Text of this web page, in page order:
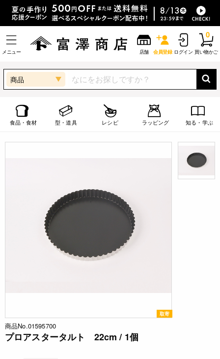
メニュー 店舗 会員登録 ログイン 買い物かご
0
商品
食品・食材 型・道具 レシピ ラッピング 知る・学ぶ
取寄
商品No.01595700
プロアスタータルト 22cm / 1個